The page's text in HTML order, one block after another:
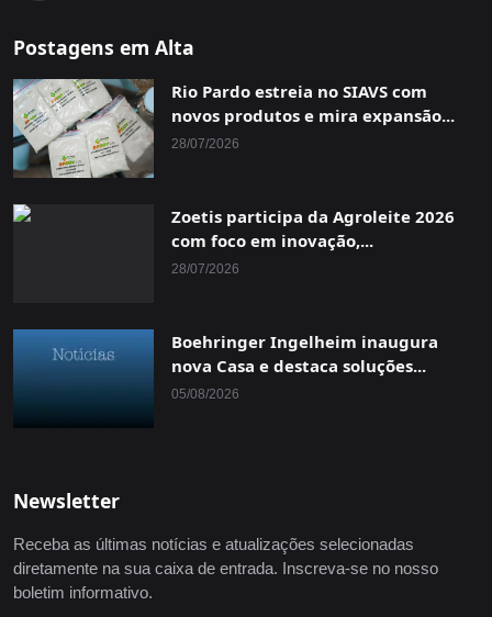
Postagens em Alta
Rio Pardo estreia no SIAVS com
novos produtos e mira expansão...
28/07/2026
Zoetis participa da Agroleite 2026
com foco em inovação,...
28/07/2026
Boehringer Ingelheim inaugura
nova Casa e destaca soluções...
05/08/2026
Newsletter
Receba as últimas notícias e atualizações selecionadas
diretamente na sua caixa de entrada. Inscreva-se no nosso
boletim informativo.